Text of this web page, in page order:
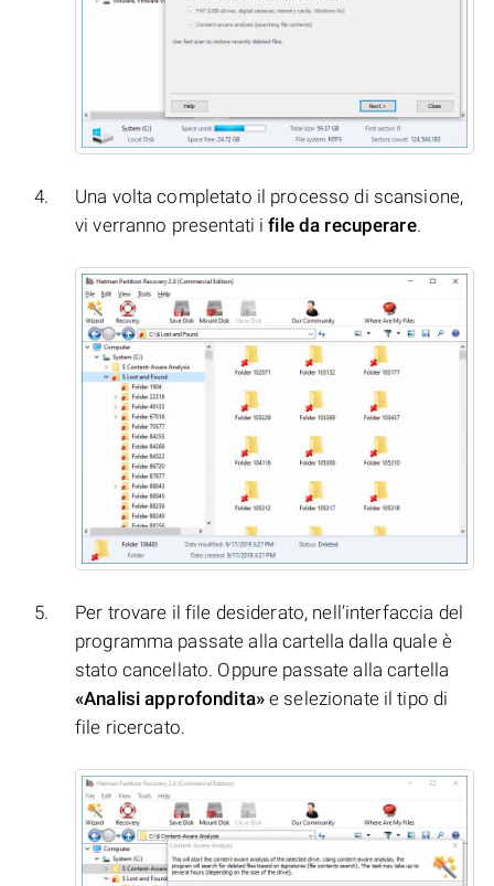
Una volta completato il processo di scansione,
vi verranno presentati ifile da recuperare.
Per trovare il file desiderato, nell’interfaccia del
programma passate alla cartella dalla quale è
stato cancellato. Oppure passate alla cartella
«Analisi approfondita»e selezionate il tipo di
file ricercato.